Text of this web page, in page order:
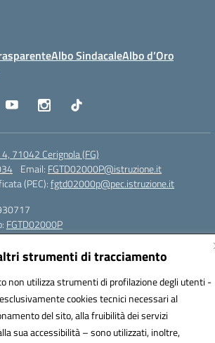
strumenti di tracciamento
non utilizza strumenti di profilazione degli utenti -
cookies tecnici necessari al
del sito, alla fruibilità dei servizi
sua accessibilità – sono utilizzati, inoltre,
Albo SindacaleAlbo d’Oro
71042 Cerignola (FG)
Email: FGTD02000P@istruzione.it
(PEC):fgtd02000p@pec.istruzione.it
FGTD02000P
(CUF): UFUN7Y
& Powered by 3D Solution S.r.l.
& Design by Designers Italia